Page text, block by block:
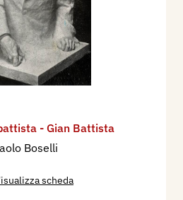
- Gian Battista
Boselli
scheda